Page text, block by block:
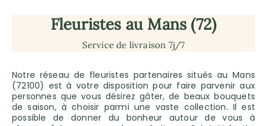
Fleuristes au Mans (72)
Service de livraison 7j/7
Notre réseau de fleuristes partenaires situés au Mans
(72100) est à votre disposition pour faire parvenir aux
personnes que vous désirez gâter, de beaux bouquets
de saison, à choisir parmi une vaste collection. Il est
possible de donner du bonheur autour de vous à